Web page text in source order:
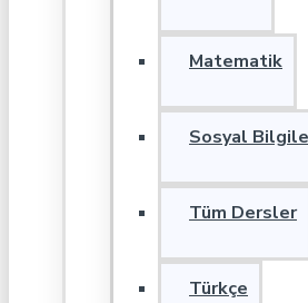
Matematik
Sosyal
Tüm Dersler
Türkçe